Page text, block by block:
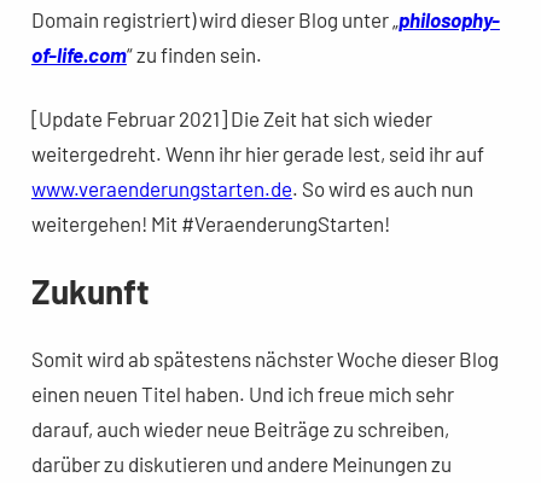
Domain registriert) wird dieser Blog unter „philosophy-
of-life.com“ zu finden sein.
[Update Februar 2021] Die Zeit hat sich wieder
weitergedreht. Wenn ihr hier gerade lest, seid ihr auf
www.veraenderungstarten.de. So wird es auch nun
weitergehen! Mit #VeraenderungStarten!
Zukunft
Somit wird ab spätestens nächster Woche dieser Blog
einen neuen Titel haben. Und ich freue mich sehr
darauf, auch wieder neue Beiträge zu schreiben,
darüber zu diskutieren und andere Meinungen zu